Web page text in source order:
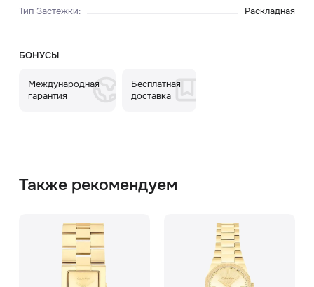
Тип Застежки: Раскладная
БОНУСЫ
Международная
гарантия
Бесплатная
доставка
Также рекомендуем